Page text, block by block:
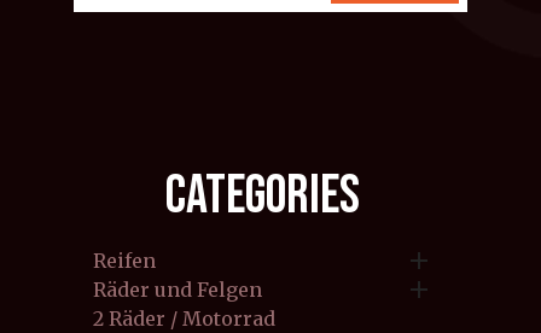
CATEGORIES
Reifen 
Räder und Felgen 
2 Räder / Motorrad